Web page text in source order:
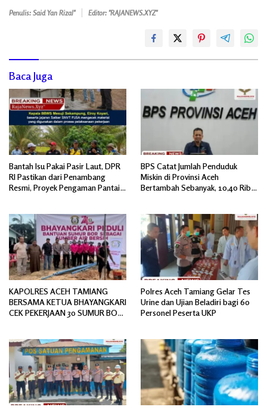
Penulis: Said Yan Rizal" Editor: "RAJANEWS.XYZ"
Baca Juga
Bantah Isu Pakai Pasir Laut, DPR
RI Pastikan dari Penambang
Resmi, Proyek Pengaman Pantai
BPS Catat Jumlah Penduduk
Miskin di Provinsi Aceh
Bertambah Sebanyak, 10,40 Ribu
KAPOLRES ACEH TAMIANG
BERSAMA KETUA BHAYANGKARI
CEK PEKERJAAN 30 SUMUR BOR
Polres Aceh Tamiang Gelar Tes
Urine dan Ujian Beladiri bagi 60
Personel Peserta UKP